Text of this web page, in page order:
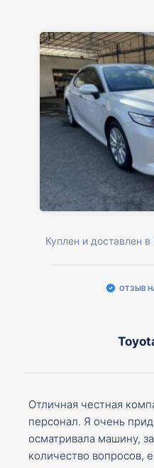
Куплен и доставлен
ОТЗЫВ
Отличная честная
персонал. Я очень
осматривала машину,
количество вопросов,